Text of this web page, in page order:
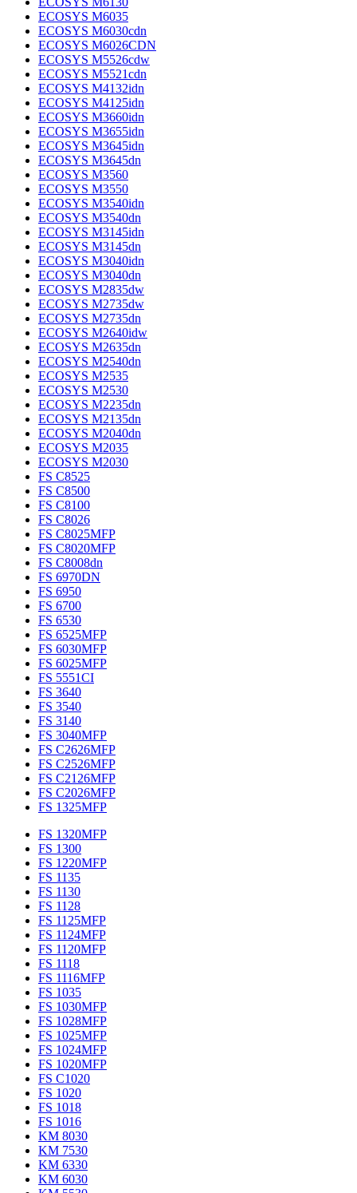
ECOSYS M6035
ECOSYS M6030cdn
ECOSYS M6026CDN
ECOSYS M5526cdw
ECOSYS M5521cdn
ECOSYS M4132idn
ECOSYS M4125idn
ECOSYS M3660idn
ECOSYS M3655idn
ECOSYS M3645idn
ECOSYS M3645dn
ECOSYS M3560
ECOSYS M3550
ECOSYS M3540idn
ECOSYS M3540dn
ECOSYS M3145idn
ECOSYS M3145dn
ECOSYS M3040idn
ECOSYS M3040dn
ECOSYS M2835dw
ECOSYS M2735dw
ECOSYS M2735dn
ECOSYS M2640idw
ECOSYS M2635dn
ECOSYS M2540dn
ECOSYS M2535
ECOSYS M2530
ECOSYS M2235dn
ECOSYS M2135dn
ECOSYS M2040dn
ECOSYS M2035
ECOSYS M2030
FS C8525
FS C8500
FS C8100
FS C8026
FS C8025MFP
FS C8020MFP
FS C8008dn
FS 6970DN
FS 6950
FS 6700
FS 6530
FS 6525MFP
FS 6030MFP
FS 6025MFP
FS 5551CI
FS 3640
FS 3540
FS 3140
FS 3040MFP
FS C2626MFP
FS C2526MFP
FS C2126MFP
FS C2026MFP
FS 1325MFP
FS 1320MFP
FS 1300
FS 1220MFP
FS 1135
FS 1130
FS 1128
FS 1125MFP
FS 1124MFP
FS 1120MFP
FS 1118
FS 1116MFP
FS 1035
FS 1030MFP
FS 1028MFP
FS 1025MFP
FS 1024MFP
FS 1020MFP
FS C1020
FS 1020
FS 1018
FS 1016
KM 8030
KM 7530
KM 6330
KM 6030